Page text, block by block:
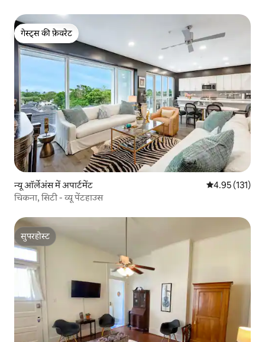
गेस्ट्स की फ़ेवरेट
गेस्ट्स की फ़ेवरेट
न्यू ऑर्लेअंस में अपार्टमेंट औसत रेटिंग 5 में से
4.95 (131)
चिकना, सिटी - व्यू पेंटहाउस
सुपरहोस्ट
सुपरहोस्ट